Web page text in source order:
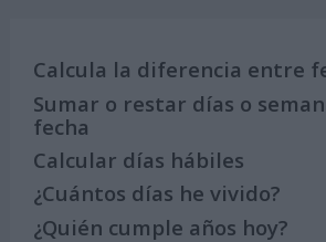
Calcula la diferencia entre
Sumar o restar días o
fecha
Calcular días hábiles
¿Cuántos días he vivido?
¿Quién cumple años hoy?